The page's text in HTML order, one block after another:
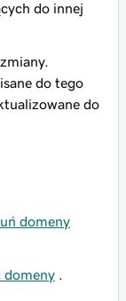
do innej
do tego
do
domeny
domeny